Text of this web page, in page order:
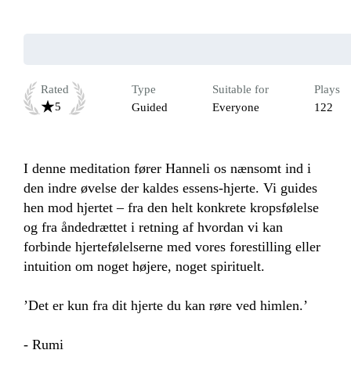
Rated
5
Type
Guided
Suitable for
Everyone
Plays
122
I denne meditation fører Hanneli os nænsomt ind i
den indre øvelse der kaldes essens-hjerte. Vi guides
hen mod hjertet – fra den helt konkrete kropsfølelse
og fra åndedrættet i retning af hvordan vi kan
forbinde hjertefølelserne med vores forestilling eller
intuition om noget højere, noget spirituelt.
’Det er kun fra dit hjerte du kan røre ved himlen.’
- Rumi